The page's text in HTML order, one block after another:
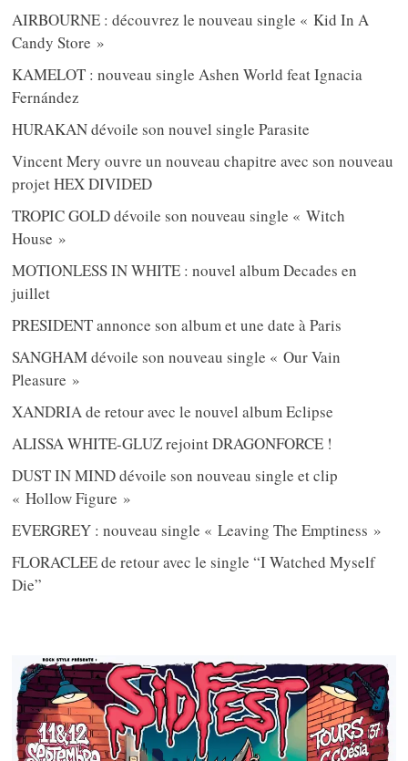
AIRBOURNE : découvrez le nouveau single « Kid In A
Candy Store »
KAMELOT : nouveau single Ashen World feat Ignacia
Fernández
HURAKAN dévoile son nouvel single Parasite
Vincent Mery ouvre un nouveau chapitre avec son nouveau
projet HEX DIVIDED
TROPIC GOLD dévoile son nouveau single « Witch
House »
MOTIONLESS IN WHITE : nouvel album Decades en
juillet
PRESIDENT annonce son album et une date à Paris
SANGHAM dévoile son nouveau single « Our Vain
Pleasure »
XANDRIA de retour avec le nouvel album Eclipse
ALISSA WHITE-GLUZ rejoint DRAGONFORCE !
DUST IN MIND dévoile son nouveau single et clip
« Hollow Figure »
EVERGREY : nouveau single « Leaving The Emptiness »
FLORACLEE de retour avec le single “I Watched Myself
Die”